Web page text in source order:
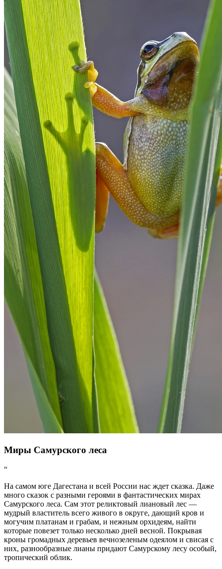
Миры Самурского леса
“
На самом юге Дагестана и всей России нас ждет сказка. Даже
много сказок с разными героями в фантастических мирах
Самурского леса. Сам этот реликтовый лиановый лес —
мудрый властитель всего живого в округе, дающий кров и
могучим платанам и грабам, и нежным орхидеям, найти
которые повезет только несколько дней весной. Покрывая
кроны громадных деревьев вечнозеленым одеялом и свисая с
них, разнообразные лианы придают Самурскому лесу особый,
тропический облик.